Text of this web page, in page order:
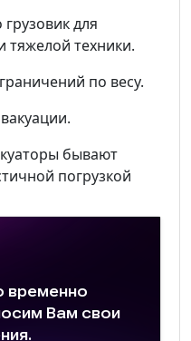
грузовик для
тяжелой техники.
по весу.
бывают
погрузкой